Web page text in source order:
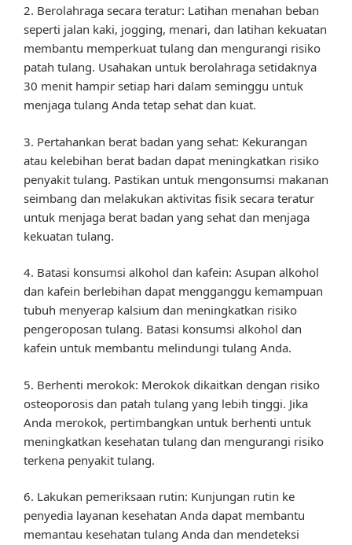
2. Berolahraga secara teratur: Latihan menahan beban
seperti jalan kaki, jogging, menari, dan latihan kekuatan
membantu memperkuat tulang dan mengurangi risiko
patah tulang. Usahakan untuk berolahraga setidaknya
30 menit hampir setiap hari dalam seminggu untuk
menjaga tulang Anda tetap sehat dan kuat.
3. Pertahankan berat badan yang sehat: Kekurangan
atau kelebihan berat badan dapat meningkatkan risiko
penyakit tulang. Pastikan untuk mengonsumsi makanan
seimbang dan melakukan aktivitas fisik secara teratur
untuk menjaga berat badan yang sehat dan menjaga
kekuatan tulang.
4. Batasi konsumsi alkohol dan kafein: Asupan alkohol
dan kafein berlebihan dapat mengganggu kemampuan
tubuh menyerap kalsium dan meningkatkan risiko
pengeroposan tulang. Batasi konsumsi alkohol dan
kafein untuk membantu melindungi tulang Anda.
5. Berhenti merokok: Merokok dikaitkan dengan risiko
osteoporosis dan patah tulang yang lebih tinggi. Jika
Anda merokok, pertimbangkan untuk berhenti untuk
meningkatkan kesehatan tulang dan mengurangi risiko
terkena penyakit tulang.
6. Lakukan pemeriksaan rutin: Kunjungan rutin ke
penyedia layanan kesehatan Anda dapat membantu
memantau kesehatan tulang Anda dan mendeteksi